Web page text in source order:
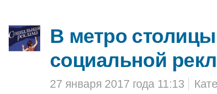
В метро
социальной
27 января 2017 года 11:13